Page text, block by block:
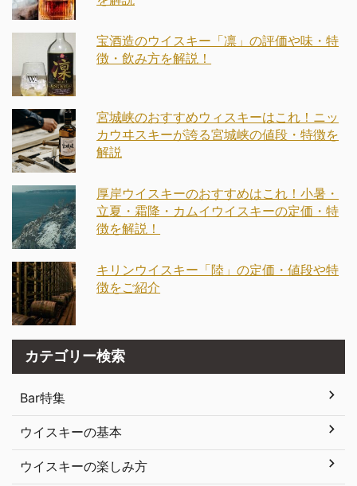
宝酒造のウイスキー「凛」の評価や味・特
徴・飲み方を解説！
宮城峡のおすすめウィスキーはこれ！ニッ
カウヰスキーが誇る宮城峡の値段・特徴を
解説
厚岸ウイスキーのおすすめはこれ！小暑・
立夏・霜降・カムイウイスキーの定価・特
徴を解説！
キリンウイスキー「陸」の定価・値段や特
徴をご紹介
カテゴリー検索
Bar特集
ウイスキーの基本
ウイスキーの楽しみ方